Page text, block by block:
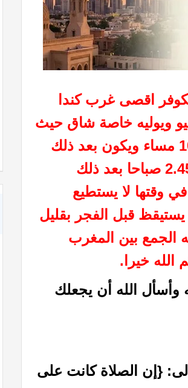
اقصى غرب كندا
ويوليه خاصة شاق حيث
ان المغرب يكون 9.30 مساء والعشاء الآن 10.50 مساء ويكون بعد ذلك
11.45 مساء والفجر الان 3.30 صباحا وسيكون 2.45 صباحا بعد ذلك
وقتها لا يستطيع
يستيقظ قبل الفجر بقليل
الجمع بين المغرب
الله خيرا.
وأسأل الله أن يجعلك
{إن الصلاة كانت على